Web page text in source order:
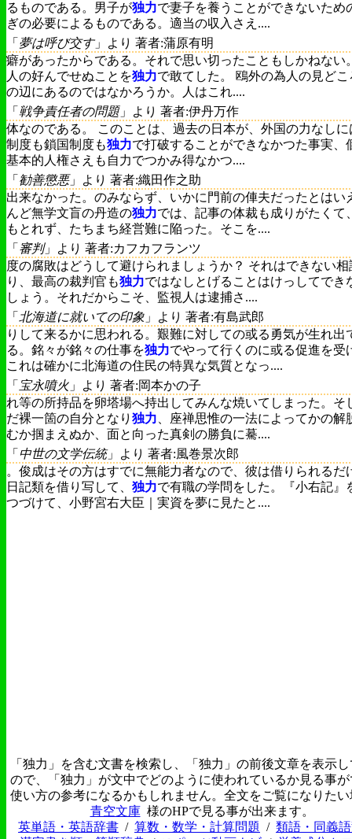
るものである。男子が独力で妻子を養うことができないため
ぎの必要によるものである。適当の収入さえ....
「 夢は呼び交す」より 著者:蒲原有明
癖があったからである。それで思い切ったこともしかねない
人の好んでせぬことを独力で敢てした。 鴎外の為人の見どこ
の辺にあるのではなかろうか。人はこれ....
「 戦争責任者の問題 」より 著者:伊丹万作
体なのである。 このことは、過去の日本が、外国の力なしに
制度も鎖国制度も独力で打破することができなかつた事実、
基本的人権さえも自力でつかみ得なかつ....
「 勧善懲悪」より 著者:織田作之助
出来なかった。のみならず、いかに門前の俥夫だったとはい
んど無学文盲の丹造の独力では、記事の体裁も成りがたくて
もとれず、たちまち経営難に陥った。そこを....
「 審判」より 著者:カフカフランツ
度の腐敗はどうして避けられましょうか？ それはできない相
り、最高の裁判官も独力ではなしとげることはけっしてでき
しょう。それだからこそ、監視人は逮捕さ....
「 北海道に就いての印象 」より 著者:有島武郎
りして来るかに思われる。艱難に対しての或る勇気が生れ出
る。銘々が銘々の仕事を独力でやって行くのに或る促進を受
これは確かに北海道の住民の特異な気質となっ....
「 宝永噴火 」より 著者:岡本かの子
れ等の所持品を卵塔場へ持出してみんな焼いてしまった。そ
だ裸一箇の自分となり 独力 、座禅思惟の一法によってかの解
むか掴まえぬか、面と向った真剣の勝負に驀....
「 中世の文学伝統」より 著者:風巻景次郎
。俊成はその方はすでに無能力者なので、彼は借りられるだ
日記類を借り写して、 独力で有職の学問をした。『小右記』
つづけて、小野宮右大臣｜実資を夢に見たと....
「独力」を含む文書を検索し、「独力」の前後文章を表示
ので、「独力」が文中でどのように使われているか見る事
使い方の参考になるかもしれません。全文をご覧になりた
青空文庫 様のHPで見る事が出来ます。
英単語・英語辞書 / 算数・数学・計算問題 / 類語・同義